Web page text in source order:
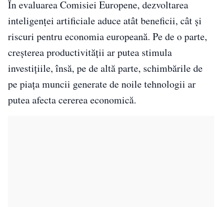
În evaluarea Comisiei Europene, dezvoltarea
inteligenţei artificiale aduce atât beneficii, cât şi
riscuri pentru economia europeană. Pe de o parte,
creşterea productivităţii ar putea stimula
investiţiile, însă, pe de altă parte, schimbările de
pe piaţa muncii generate de noile tehnologii ar
putea afecta cererea economică.